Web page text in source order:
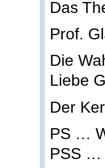
Das
Prof.
Die
Liebe
Der
PS …
PSS …